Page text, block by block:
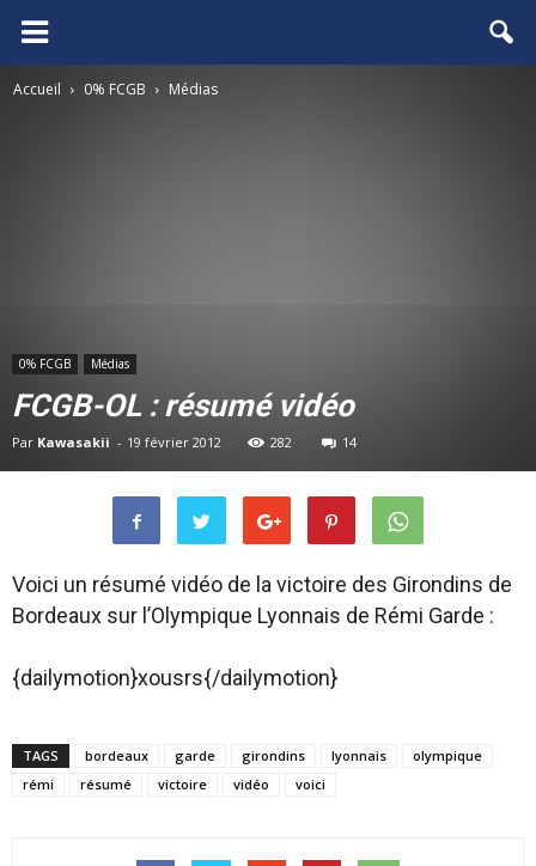
FCGB.net
Accueil 0% FCGB Médias
0% FCGB Médias
FCGB-OL : résumé vidéo
Par Kawasakii - 19 février 2012 282 14
Voici un résumé vidéo de la victoire des Girondins de
Bordeaux sur l’Olympique Lyonnais de Rémi Garde :
{dailymotion}xousrs{/dailymotion}
TAGS bordeaux garde girondins lyonnais
olympique
rémi
résumé victoire vidéo voici